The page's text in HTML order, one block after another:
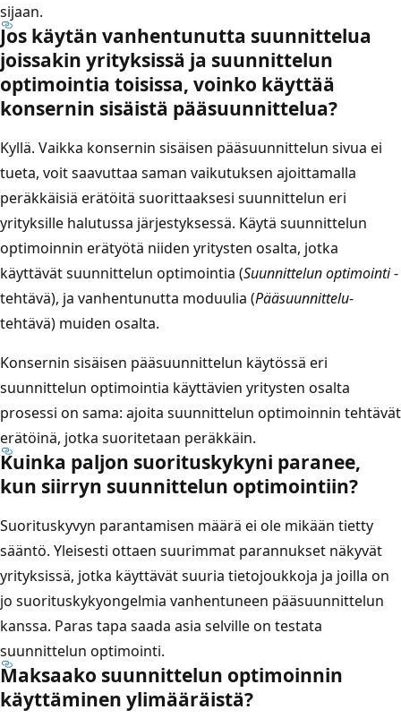
sijaan.
Jos käytän vanhentunutta suunnittelua
joissakin yrityksissä ja suunnittelun
optimointia toisissa, voinko käyttää
konsernin sisäistä pääsuunnittelua?
Kyllä. Vaikka konsernin sisäisen pääsuunnittelun sivua ei
tueta, voit saavuttaa saman vaikutuksen ajoittamalla
peräkkäisiä erätöitä suorittaaksesi suunnittelun eri
yrityksille halutussa järjestyksessä. Käytä suunnittelun
optimoinnin erätyötä niiden yritysten osalta, jotka
käyttävät suunnittelun optimointia (Suunnittelun optimointi-
tehtävä), ja vanhentunutta moduulia (Pääsuunnittelu-
tehtävä) muiden osalta.
Konsernin sisäisen pääsuunnittelun käytössä eri
suunnittelun optimointia käyttävien yritysten osalta
prosessi on sama: ajoita suunnittelun optimoinnin tehtävät
erätöinä, jotka suoritetaan peräkkäin.
Kuinka paljon suorituskykyni paranee,
kun siirryn suunnittelun optimointiin?
Suorituskyvyn parantamisen määrä ei ole mikään tietty
sääntö. Yleisesti ottaen suurimmat parannukset näkyvät
yrityksissä, jotka käyttävät suuria tietojoukkoja ja joilla on
jo suorituskykyongelmia vanhentuneen pääsuunnittelun
kanssa. Paras tapa saada asia selville on testata
suunnittelun optimointi.
Maksaako suunnittelun optimoinnin
käyttäminen ylimääräistä?